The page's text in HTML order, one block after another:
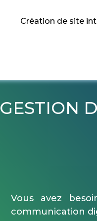
Création de site
GESTION
Vous avez
communication